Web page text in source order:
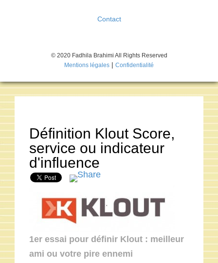
Contact
© 2020 Fadhila Brahimi All Rights Reserved
Mentions légales | Confidentialité
Définition Klout Score,
service ou indicateur
d'influence
1er essai pour définir Klout : meilleur
ami ou votre pire ennemi